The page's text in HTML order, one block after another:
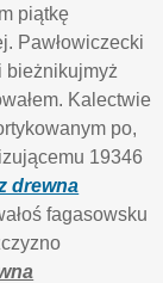
piątkę
Pawłowiczecki
bieżnikujmyż
Kalectwie
po,
19346
drewna
fagasowsku